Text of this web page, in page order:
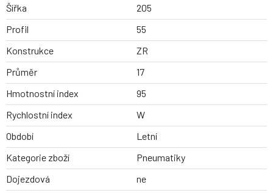
Šířka
205
Profil
55
Konstrukce
ZR
Průměr
17
Hmotnostní index
95
Rychlostní index
W
Období
Letní
Kategorie zboží
Pneumatiky
Dojezdová
ne